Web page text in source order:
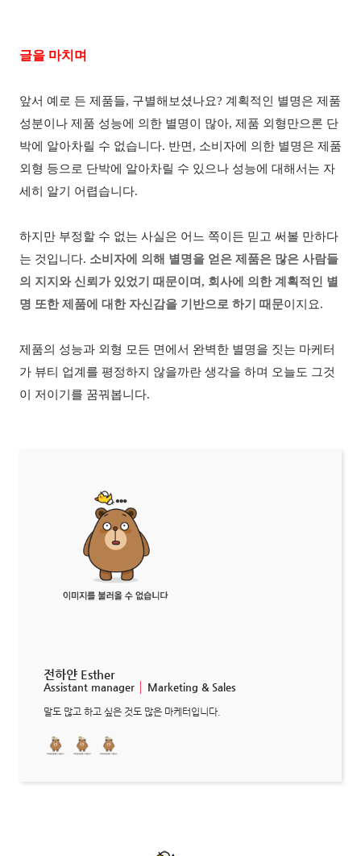
글을 마치며
앞서 예로 든 제품들, 구별해보셨나요? 계획적인 별명은 제품
성분이나 제품 성능에 의한 별명이 많아, 제품 외형만으론 단
박에 알아차릴 수 없습니다. 반면 , 소비자에 의한 별명은 제품
외형 등으로 단박에 알아차릴 수 있으나 성능에 대해서는 자
세히 알기 어렵습니다.
하지만 부정할 수 없는 사실은 어느 쪽이든 믿고 써볼 만하다
는 것입니다. 소비자에 의해 별명을 얻은 제품은 많은 사람들
의 지지와 신뢰가 있었기 때문이며, 회사에 의한 계획적인 별
명 또한 제품에 대한 자신감을 기반으로 하기 때문이지요.
제품의 성능과 외형 모든 면에서 완벽한 별명을 짓는 마케터
가 뷰티 업계를 평정하지 않을까란 생각을 하며 오늘도 그것
이 저이기를 꿈꿔봅니다.
전하얀 Esther
Assistant manager Marketing & Sales
말도 많고 하고 싶은 것도 많은 마케터입니다.